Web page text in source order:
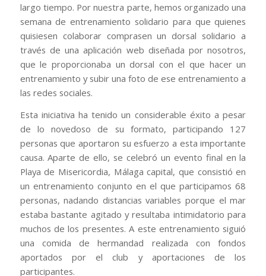
largo tiempo. Por nuestra parte, hemos organizado una
semana de entrenamiento solidario para que quienes
quisiesen colaborar comprasen un dorsal solidario a
través de una aplicación web diseñada por nosotros,
que le proporcionaba un dorsal con el que hacer un
entrenamiento y subir una foto de ese entrenamiento a
las redes sociales.
Esta iniciativa ha tenido un considerable éxito a pesar
de lo novedoso de su formato, participando 127
personas que aportaron su esfuerzo a esta importante
causa. Aparte de ello, se celebró un evento final en la
Playa de Misericordia, Málaga capital, que consistió en
un entrenamiento conjunto en el que participamos 68
personas, nadando distancias variables porque el mar
estaba bastante agitado y resultaba intimidatorio para
muchos de los presentes. A este entrenamiento siguió
una comida de hermandad realizada con fondos
aportados por el club y aportaciones de los
participantes.